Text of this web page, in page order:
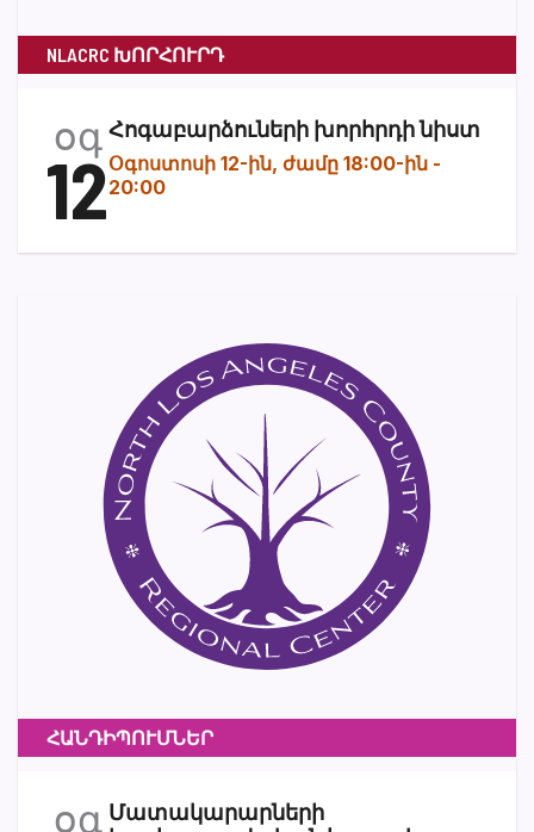
NLACRC ԽՈՐՀՈՒՐԴ
օգ
12
Հոգաբարձուների խորհրդի նիստ
Օգոստոսի 12-ին, ժամը 18:00-ին -
20:00
ՀԱՆԴԻՊՈՒՄՆԵՐ
օգ Մատակարարների